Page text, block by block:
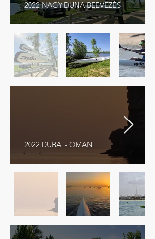
2022 NAGY-DUNA BEEVEZÉS
2022 DUBAI - OMAN